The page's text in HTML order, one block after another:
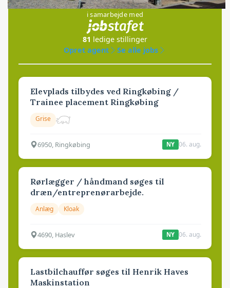
i samarbejde med
81 ledige stillinger
Opret agent
Se alle jobs
Elevplads tilbydes ved Ringkøbing /
Trainee placement Ringkøbing
Grise
6950, Ringkøbing NY 06. aug.
Rørlægger / håndmand søges til
dræn/entreprenørarbejde.
Anlæg Kloak
4690, Haslev NY 06. aug.
Lastbilchauffør søges til Henrik Haves
Maskinstation